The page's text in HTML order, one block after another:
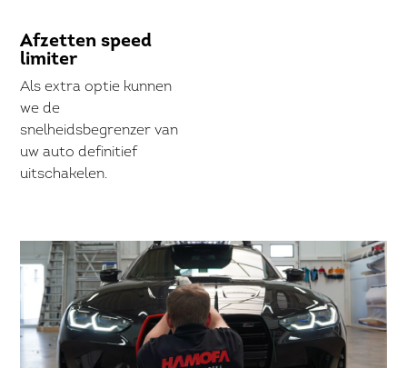
Afzetten speed
limiter
Als extra optie kunnen
we de
snelheidsbegrenzer van
uw auto definitief
uitschakelen.